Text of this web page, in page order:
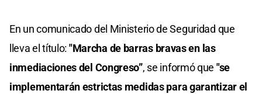
En un comunicado del Ministerio de Seguridad que
lleva el título: "Marcha de barras bravas en las
inmediaciones del Congreso”, se informó que "se
implementarán estrictas medidas para garantizar el